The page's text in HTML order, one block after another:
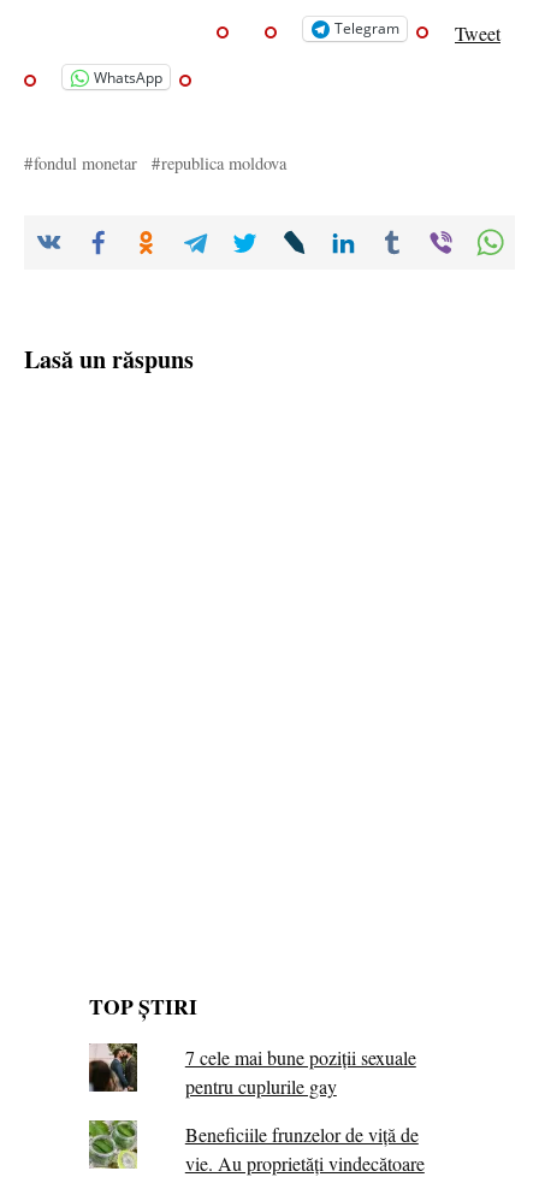
Telegram Tweet
WhatsApp
fondul monetar republica moldova
Lasă un răspuns
TOP ȘTIRI
7 cele mai bune poziții sexuale
pentru cuplurile gay
Beneficiile frunzelor de viță de
vie. Au proprietăţi vindecătoare